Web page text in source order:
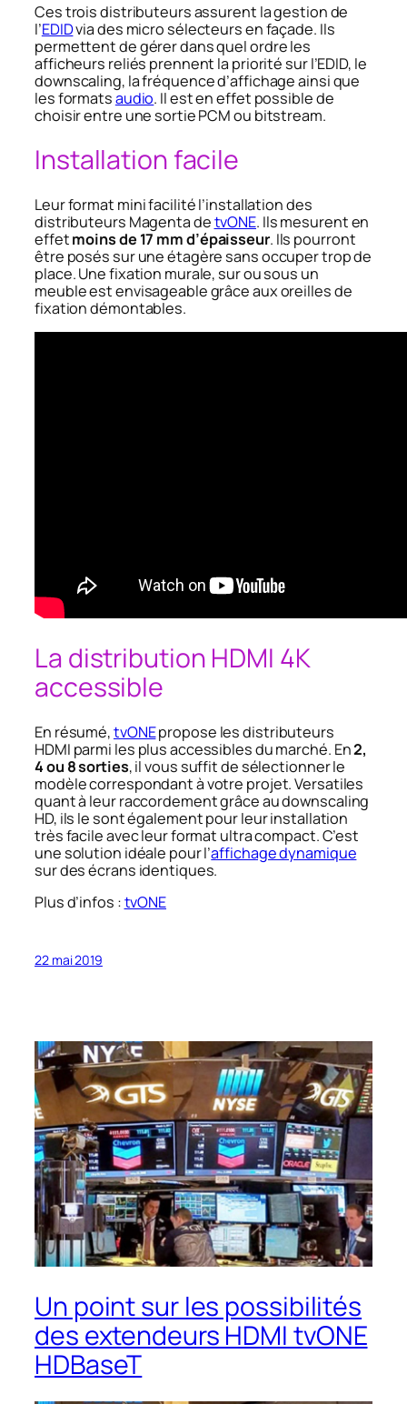
Ces trois distributeurs assurent la gestion de
l’EDIDvia des micro sélecteurs en façade. Ils
permettent de gérer dans quel ordre les
afficheurs reliés prennent la priorité sur l’EDID, le
downscaling, la fréquence d’affichage ainsi que
les formatsaudio. Il est en effet possible de
choisir entre une sortie PCM ou bitstream.
Installation facile
Leur format mini facilité l’installation des
distributeurs Magenta detvONE. Ils mesurent en
effetmoins de 17 mm d’épaisseur. Ils pourront
être posés sur une étagère sans occuper trop de
place. Une fixation murale, sur ou sous un
meuble est envisageable grâce aux oreilles de
fixation démontables.
La distribution HDMI 4K
accessible
En résumé,tvONEpropose les distributeurs
HDMI parmi les plus accessibles du marché. En2,
4 ou 8 sorties, il vous suffit de sélectionner le
modèle correspondant à votre projet. Versatiles
quant à leur raccordement grâce au downscaling
HD, ils le sont également pour leur installation
très facile avec leur format ultra compact. C’est
une solution idéale pour l’affichage dynamique
sur des écrans identiques.
Plus d’infos :tvONE
22 mai 2019
Un point sur les possibilités
des extendeurs HDMI tvONE
HDBaseT